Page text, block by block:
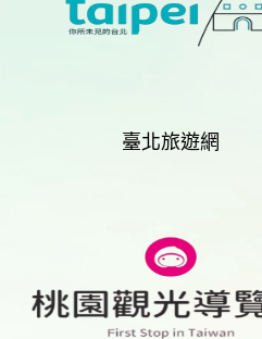
臺北旅遊網